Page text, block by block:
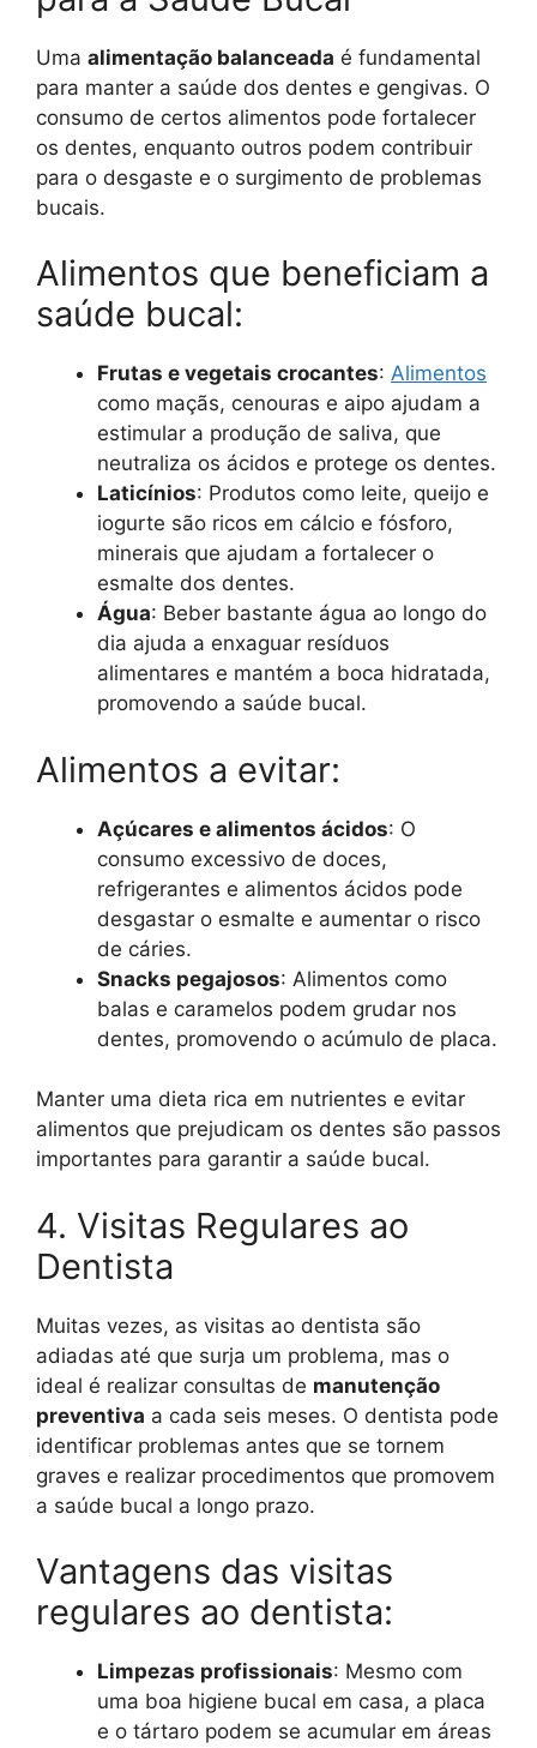
Uma alimentação balanceada é fundamental
para manter a saúde dos dentes e gengivas. O
consumo de certos alimentos pode fortalecer
os dentes, enquanto outros podem contribuir
para o desgaste e o surgimento de problemas
bucais.
Alimentos que beneficiam a
saúde bucal:
Frutas e vegetais crocantes: Alimentos
como maçãs, cenouras e aipo ajudam a
estimular a produção de saliva, que
neutraliza os ácidos e protege os dentes.
Laticínios: Produtos como leite, queijo e
iogurte são ricos em cálcio e fósforo,
minerais que ajudam a fortalecer o
esmalte dos dentes.
Água: Beber bastante água ao longo do
dia ajuda a enxaguar resíduos
alimentares e mantém a boca hidratada,
promovendo a saúde bucal.
Alimentos a evitar:
Açúcares e alimentos ácidos: O
consumo excessivo de doces,
refrigerantes e alimentos ácidos pode
desgastar o esmalte e aumentar o risco
de cáries.
Snacks pegajosos: Alimentos como
balas e caramelos podem grudar nos
dentes, promovendo o acúmulo de placa.
Manter uma dieta rica em nutrientes e evitar
alimentos que prejudicam os dentes são passos
importantes para garantir a saúde bucal.
4. Visitas Regulares ao
Dentista
Muitas vezes, as visitas ao dentista são
adiadas até que surja um problema, mas o
ideal é realizar consultas de manutenção
preventiva a cada seis meses. O dentista pode
identificar problemas antes que se tornem
graves e realizar procedimentos que promovem
a saúde bucal a longo prazo.
Vantagens das visitas
regulares ao dentista:
Limpezas profissionais: Mesmo com
uma boa higiene bucal em casa, a placa
e o tártaro podem se acumular em áreas